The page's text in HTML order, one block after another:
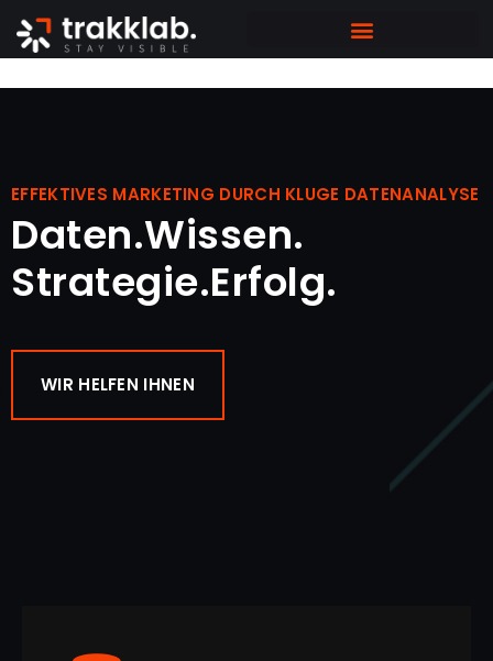
EFFEKTIVES MARKETING DURCH KLUGE DATENANALYSE
Daten.Wissen.
Strategie.Erfolg.
WIR HELFEN IHNEN